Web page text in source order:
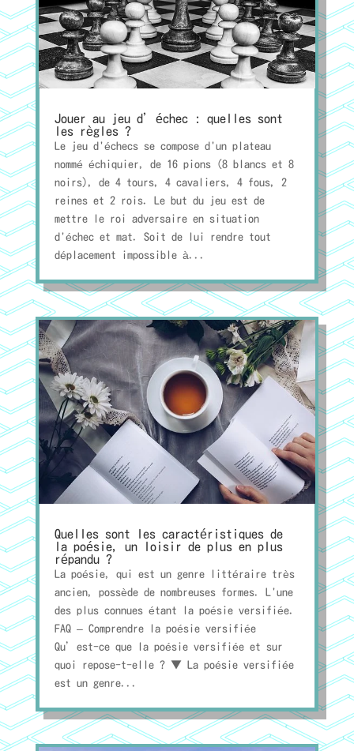
Jouer au jeu d’échec : quelles sont
les règles ?
Le jeu d'échecs se compose d'un plateau
nommé échiquier, de 16 pions (8 blancs et 8
noirs), de 4 tours, 4 cavaliers, 4 fous, 2
reines et 2 rois. Le but du jeu est de
mettre le roi adversaire en situation
d'échec et mat. Soit de lui rendre tout
déplacement impossible à...
Quelles sont les caractéristiques de
la poésie, un loisir de plus en plus
répandu ?
La poésie, qui est un genre littéraire très
ancien, possède de nombreuses formes. L'une
des plus connues étant la poésie versifiée.
FAQ – Comprendre la poésie versifiée
Qu’est-ce que la poésie versifiée et sur
quoi repose-t-elle ? ▼ La poésie versifiée
est un genre...